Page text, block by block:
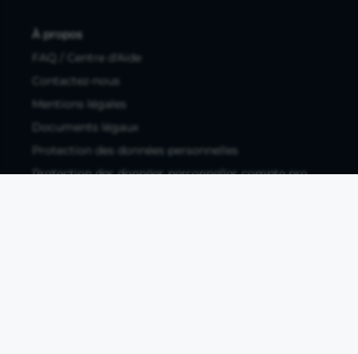
À propos
FAQ / Centre d'Aide
Contactez-nous
Mentions légales
Documents légaux
Protection des données personnelles
Protection des données personnelles compte pro